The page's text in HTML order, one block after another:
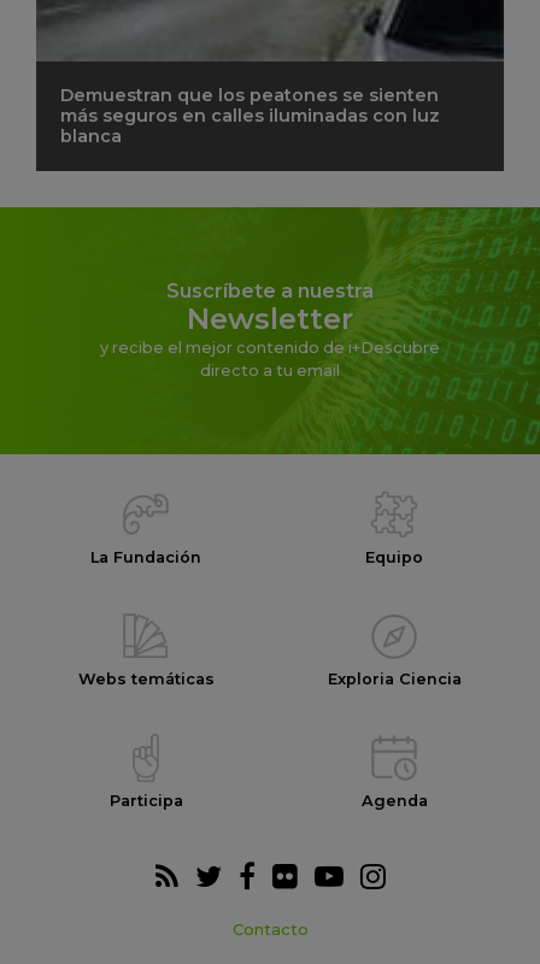
Demuestran que los peatones se sienten
más seguros en calles iluminadas con luz
blanca
Suscríbete a nuestra
Newsletter
y recibe el mejor contenido de i+Descubre
directo a tu email
La Fundación Equipo
Webs temáticas Exploria Ciencia
Participa Agenda
Contacto